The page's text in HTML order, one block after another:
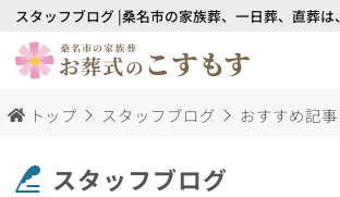
スタッフブログ |桑名市の家族葬、一日葬、直葬
トップ スタッフブログ おすすめ記事
スタッフブログ